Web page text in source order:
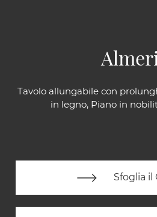
Tavolo allungabile con
in legno, Piano in
Sfoglia il